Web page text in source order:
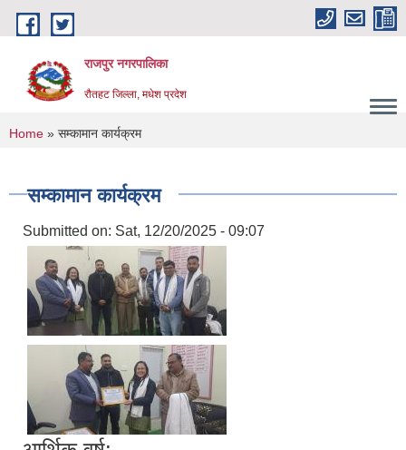
Skip to main content
राजपुर नगरपालिका
रौतहट जिल्ला, मधेश प्रदेश
You are here
Home » सम्कामान कार्यक्रम
सम्कामान कार्यक्रम
Submitted on: Sat, 12/20/2025 - 09:07